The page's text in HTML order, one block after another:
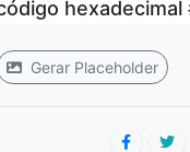
Gerar Placeholder